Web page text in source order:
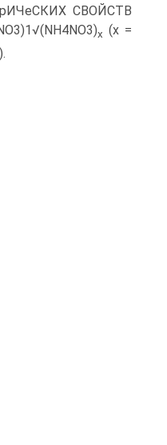
СВОЙСТВ
x (х =